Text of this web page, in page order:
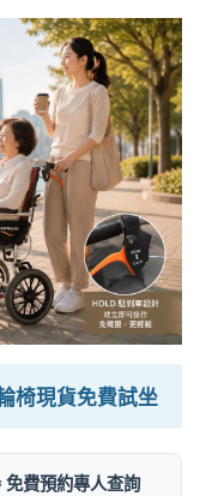
椅現貨免費試坐
免費預約專人查詢